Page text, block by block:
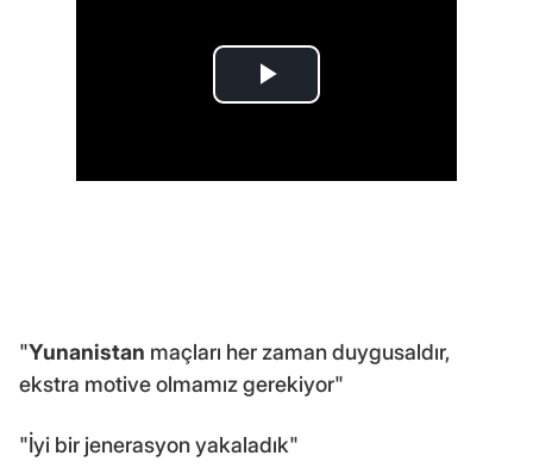
"Yunanistan maçları her zaman duygusaldır,
ekstra motive olmamız gerekiyor"
"İyi bir jenerasyon yakaladık"